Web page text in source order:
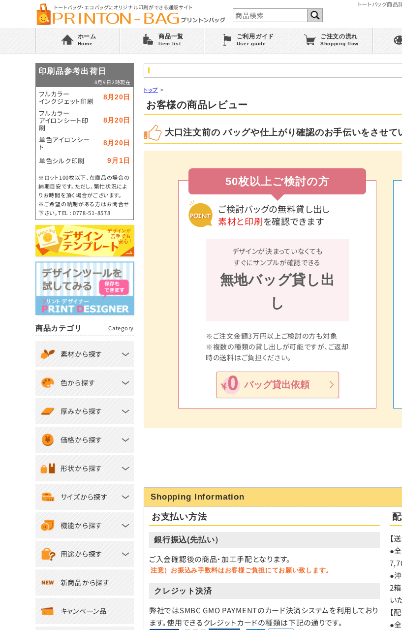
トートバッグ・エコバッグにオリジナル印刷ができる通販サイト トートバッグ商
ホーム
Home
商品一覧
Item list
ご利用ガイド
User guide
ご注文の流れ
Shopping flow
トップ >
お客様の商品レビュー
大口注文前の バッグや仕上がり確認のお手伝いをさせて
50枚以上ご検討の方
ご検討バッグの無料貸し出し
素材と印刷を確認できます
デザインが決まっていなくても
すぐにサンプルが確認できる
無地バッグ貸し出
し
※ご注文金額3万円以上ご検討の方も対象
※複数の種類の貸し出しが可能ですが、ご返却
時の送料はご負担ください。
バッグ貸出依頼
Shopping Information
お支払い方法
銀行振込(先払い）
ご入金確認後の商品・加工手配となります。
注意）お振込み手数料はお客様ご負担にてお願い致します。
クレジット決済
弊社ではSMBC GMO PAYMENTのカード決済システムを利用しており
ます。使用できるクレジットカードの種類は下記の通りです。
【
●
●
2
い
【
●
印刷品参考出荷日
8月9日2時現在
フルカラー
インクジェット印刷 8月20日
フルカラー
アイロンシート印
刷
8月20日
単色アイロンシー
ト 8月20日
単色シルク印刷 9月1日
※ロット100枚以下、在庫品の場合の
納期目安です。ただし、繁忙状況によ
りお時間を頂く場合がございます。
※ご希望の納期がある方はお問合せ
下さい。TEL : 0778-51-8578
商品カテゴリ Category
素材から探す
色から探す
厚みから探す
価格から探す
形状から探す
サイズから探す
機能から探す
用途から探す
新商品から探す
キャンペーン品